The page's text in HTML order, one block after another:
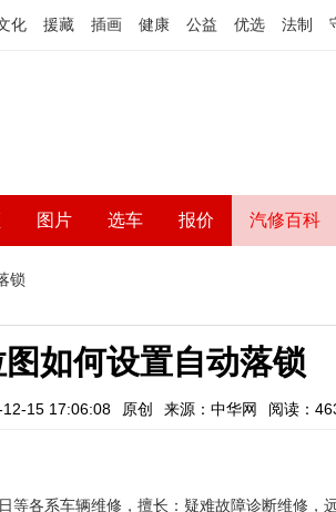
化 援藏 插画 健康 公益 优选 法制
图片 选车 报价 汽修百科
锁
如何设置自动落锁
15 17:06:08 原创 来源：中华网 阅读：